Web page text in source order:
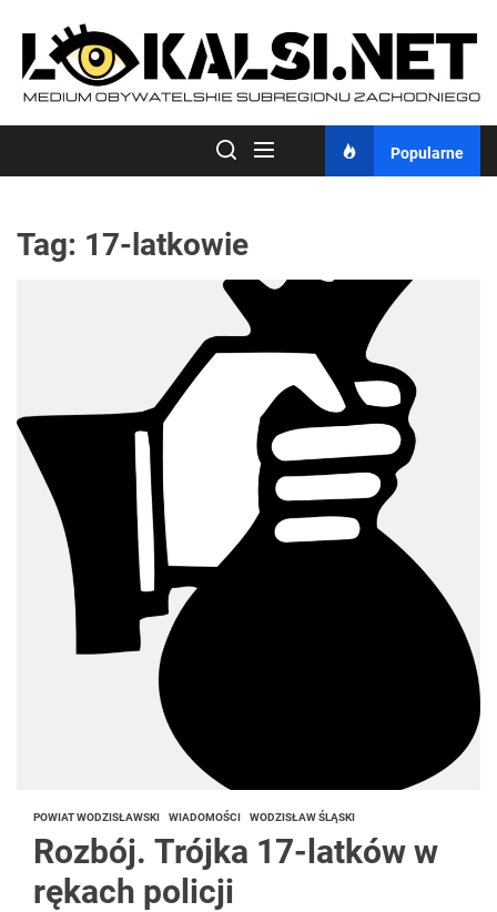
content
Popularne
Tag: 17-latkowie
POWIAT WODZISŁAWSKI WIADOMOŚCI WODZISŁAW ŚLĄSKI
Rozbój. Trójka 17-latków w
rękach policji